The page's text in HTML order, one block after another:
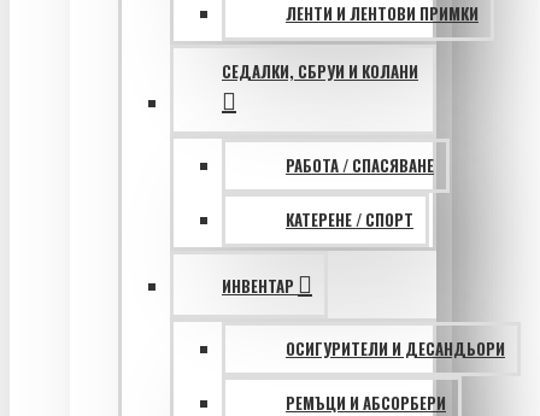
ЛЕНТИ И ЛЕНТОВИ ПРИМКИ
СЕДАЛКИ, СБРУИ И КОЛАНИ
РАБОТА / СПАСЯВАНЕ
КАТЕРЕНЕ / СПОРТ
ИНВЕНТАР
ОСИГУРИТЕЛИ И ДЕСАНДЬОРИ
РЕМЪЦИ И АБСОРБЕРИ